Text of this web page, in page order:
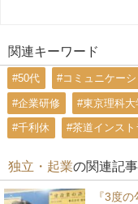
関連キーワード
#50代 #コミュニケーシ
#企業研修 #東京理科大
#千利休 #茶道インスト
独立・起業の関連記事
『3度